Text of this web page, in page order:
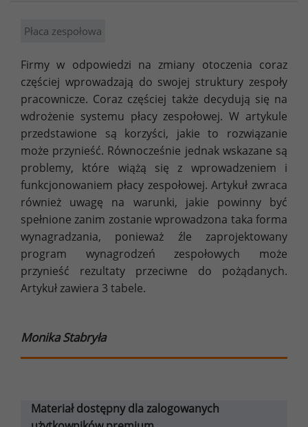
Płaca zespołowa
Firmy w odpowiedzi na zmiany otoczenia coraz
częściej wprowadzają do swojej struktury zespoły
pracownicze. Coraz częściej także decydują się na
wdrożenie systemu płacy zespołowej. W artykule
przedstawione są korzyści, jakie to rozwiązanie
może przynieść. Równocześnie jednak wskazane są
problemy, które wiążą się z wprowadzeniem i
funkcjonowaniem płacy zespołowej. Artykuł zwraca
również uwagę na warunki, jakie powinny być
spełnione zanim zostanie wprowadzona taka forma
wynagradzania, ponieważ źle zaprojektowany
program wynagrodzeń zespołowych może
przynieść rezultaty przeciwne do pożądanych.
Artykuł zawiera 3 tabele.
Monika Stabryła
Materiał dostępny dla zalogowanych